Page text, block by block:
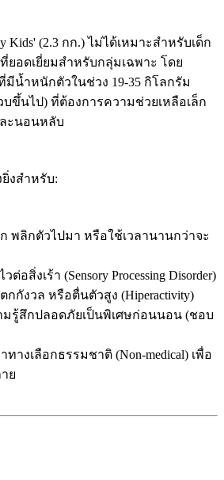
Kids' (2.3 กก.) ไม่ได้เหมาะสำหรับเด็ก
ยอดเยี่ยมสำหรับกลุ่มเฉพาะ โดย
น้ำหนักตัวในช่วง 19-35 กิโลกรัม
ขึ้นไป) ที่ต้องการความช่วยเหลือเล็ก
ะนอนหลับ
งสำหรับ:
พลิกตัวไปมา หรือใช้เวลานานกว่าจะ
อสิ่งเร้า (Sensory Processing Disorder)
กังวล หรือตื่นตัวสูง (Hiperactivity)
มรู้สึกปลอดภัยเป็นพิเศษก่อนนอน (ชอบ
างเลือกธรรมชาติ (Non-medical) เพื่อ
ย